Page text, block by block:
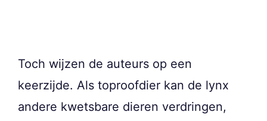
Toch wijzen de auteurs op een
keerzijde. Als toproofdier kan de lynx
andere kwetsbare dieren verdringen,